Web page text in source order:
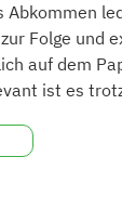
Folge und
auf dem
ist es